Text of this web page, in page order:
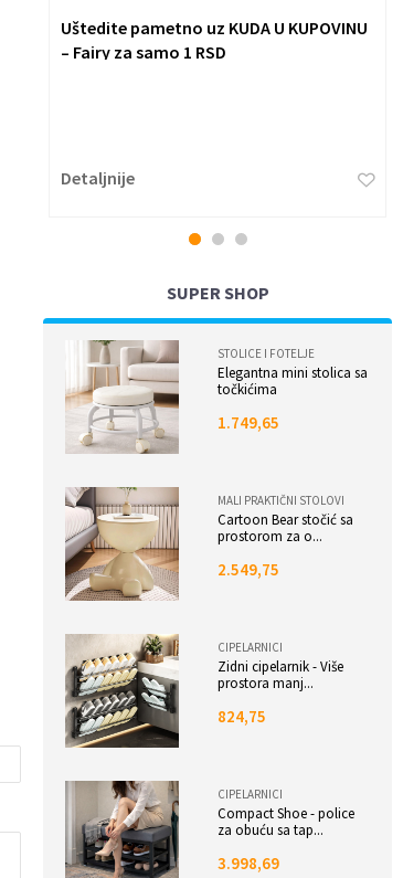
Uštedite pametno uz KUDA U KUPOVINU
– Fairy za samo 1 RSD
Detaljnije
1 2 3
SUPER SHOP
STOLICE I FOTELJE
Elegantna mini stolica sa
točkićima
1.749,65
MALI PRAKTIČNI STOLOVI
Cartoon Bear stočić sa
prostorom za o...
2.549,75
CIPELARNICI
Zidni cipelarnik - Više
prostora manj...
824,75
CIPELARNICI
Compact Shoe - police
za obuću sa tap...
3.998,69